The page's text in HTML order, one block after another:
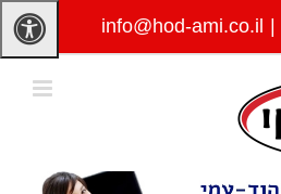
|
info@hod-ami.co.il